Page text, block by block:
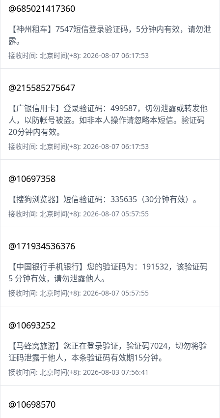
@685021417360
【神州租车】7547短信登录验证码，5分钟内有效，请勿泄
露。
接收时间: 北京时间(+8): 2026-08-07 06:17:53
@215585275647
【广银信用卡】登录验证码：499587，切勿泄露或转发他
人，以防帐号被盗。如非本人操作请忽略本短信。验证码
20分钟内有效。
接收时间: 北京时间(+8): 2026-08-07 06:17:53
@10697358
【搜狗浏览器】短信验证码：335635（30分钟有效）。
接收时间: 北京时间(+8): 2026-08-07 05:57:55
@171934536376
【中国银行手机银行】您的验证码为：191532，该验证码
5 分钟有效，请勿泄露他人。
接收时间: 北京时间(+8): 2026-08-07 05:57:55
@10693252
【马蜂窝旅游】您正在登录验证，验证码7024，切勿将验
证码泄露于他人，本条验证码有效期15分钟。
接收时间: 北京时间(+8): 2026-08-03 07:56:41
@10698570